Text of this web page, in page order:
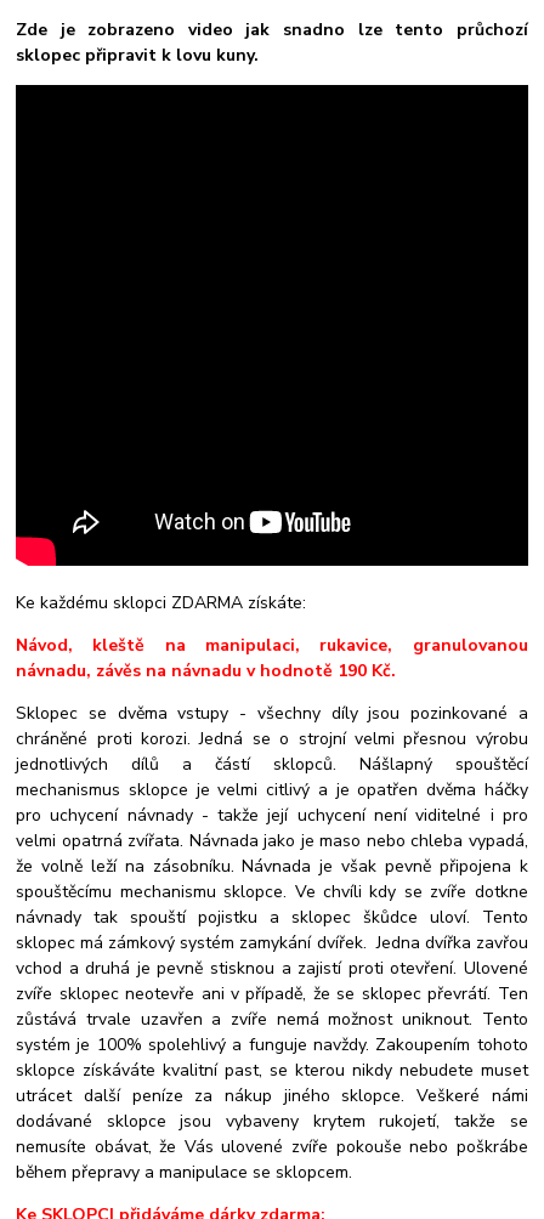
Zde je zobrazeno video jak snadno lze tento průchozí
sklopec připravit k lovu kuny.
Ke každému sklopci ZDARMA získáte:
Návod, kleště na manipulaci, rukavice, granulovanou
návnadu, závěs na návnadu v hodnotě 190 Kč.
Sklopec se dvěma vstupy - všechny díly jsou pozinkované a
chráněné proti korozi. Jedná se o strojní velmi přesnou výrobu
jednotlivých dílů a částí sklopců. Nášlapný spouštěcí
mechanismus sklopce je velmi citlivý a je opatřen dvěma háčky
pro uchycení návnady - takže její uchycení není viditelné i pro
velmi opatrná zvířata. Návnada jako je maso nebo chleba vypadá,
že volně leží na zásobníku. Návnada je však pevně připojena k
spouštěcímu mechanismu sklopce. Ve chvíli kdy se zvíře dotkne
návnady tak spouští pojistku a sklopec škůdce uloví. Tento
sklopec má zámkový systém zamykání dvířek. Jedna dvířka zavřou
vchod a druhá je pevně stisknou a zajistí proti otevření. Ulovené
zvíře sklopec neotevře ani v případě, že se sklopec převrátí. Ten
zůstává trvale uzavřen a zvíře nemá možnost uniknout. Tento
systém je 100% spolehlivý a funguje navždy. Zakoupením tohoto
sklopce získáváte kvalitní past, se kterou nikdy nebudete muset
utrácet další peníze za nákup jiného sklopce. Veškeré námi
dodávané sklopce jsou vybaveny krytem rukojetí, takže se
nemusíte obávat, že Vás ulovené zvíře pokouše nebo poškrábe
během přepravy a manipulace se sklopcem.